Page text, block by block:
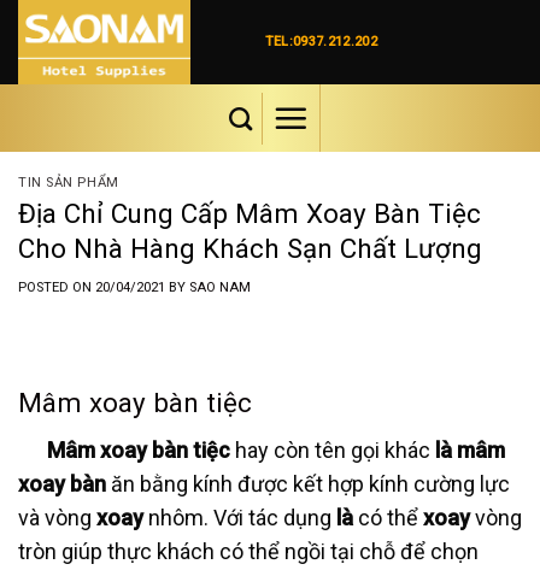
Skip
content
TEL:0937.212.202
TIN SẢN PHẨM
Địa Chỉ Cung Cấp Mâm Xoay Bàn Tiệc
Cho Nhà Hàng Khách Sạn Chất Lượng
POSTED ON 20/04/2021 BY SAO NAM
Mâm xoay bàn tiệc
Mâmxoay bàn tiệc hay còn tên gọi khác là mâm
xoay bàn ăn bằng kính được kết hợp kính cường lực
và vòng xoaynhôm. Với tác dụng là có thểxoayvòng
tròn giúp thực khách có thể ngồi tại chỗ để chọn